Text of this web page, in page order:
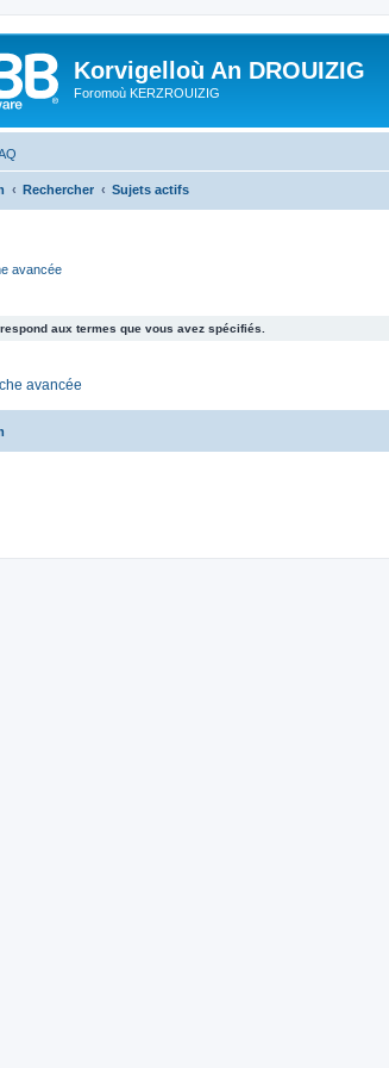
Korvigelloù An DROUIZIG
Foromoù KERZROUIZIG
Rechercher Sujets actifs
avancée
aux termes que vous avez spécifiés.
avancée